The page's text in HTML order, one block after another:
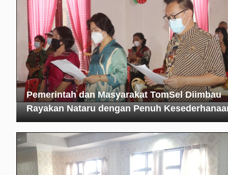
Pemerintah dan Masyarakat TomSel Diimbau
Rayakan Nataru dengan Penuh